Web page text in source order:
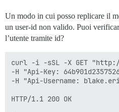
Un modo in cui posso replicare il
un user-id non valido. Puoi
l’utente tramite id?
curl -i -sSL -X GET
-H "Api-Key:
-H "Api-Username:
HTTP/1.1 200 OK